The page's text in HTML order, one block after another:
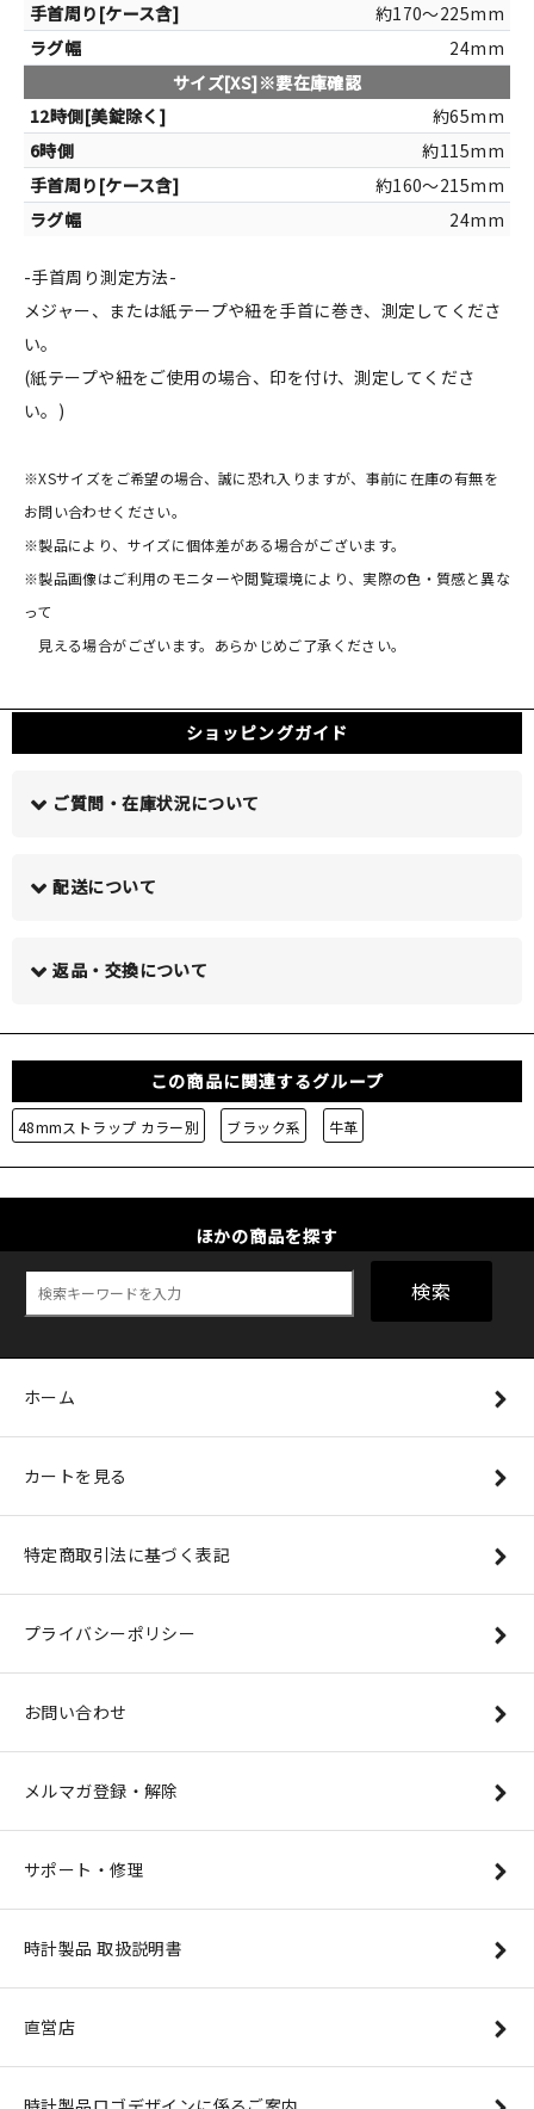
約170～225mm
24mm
サイズ[XS]※要在庫確認
約65mm
約115mm
約160～215mm
24mm
-手首周り測定方法-
メジャー、または紙テープや紐を手首に巻き、測定してくださ
い。
(紙テープや紐をご使用の場合、印を付け、測定してくださ
い。)
※XSサイズをご希望の場合、誠に恐れ入りますが、事前に在庫の有無を
お問い合わせください。
※製品により、サイズに個体差がある場合がございます。
※製品画像はご利用のモニターや閲覧環境により、実際の色・質感と異な
って
見える場合がございます。あらかじめご了承ください。
ショッピングガイド
ご質問・在庫状況について
配送について
返品・交換について
この商品に関連するグループ
48mmストラップ カラー別 ブラック系 牛革
ほかの商品を探す
検索
ホーム
カートを見る
特定商取引法に基づく表記
プライバシーポリシー
お問い合わせ
メルマガ登録・解除
サポート・修理
時計製品 取扱説明書
直営店